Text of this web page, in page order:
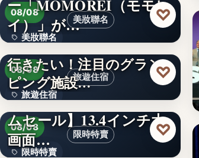
美妝聯名
08/08
美妝聯名
文字
ー「MOMOREI（モモレ
イ）」が…
♡
旅遊住宿
08/08
旅遊住宿
10
【東日本版】この夏絶対
行きたい！注目のグラン
ピング施設…
♡
限時特賣
08/08
限時特賣
【アマゾン30％OFFタイ
ムセール】13.4インチ大
画面…
♡